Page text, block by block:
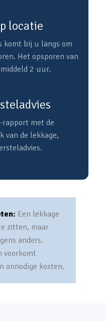
locatie
komt bij u langs om
Het opsporen van
2 uur.
rapport met de
van de lekkage,
Een lekkage
zitten, maar
anders.
voorkomt
onnodige kosten.